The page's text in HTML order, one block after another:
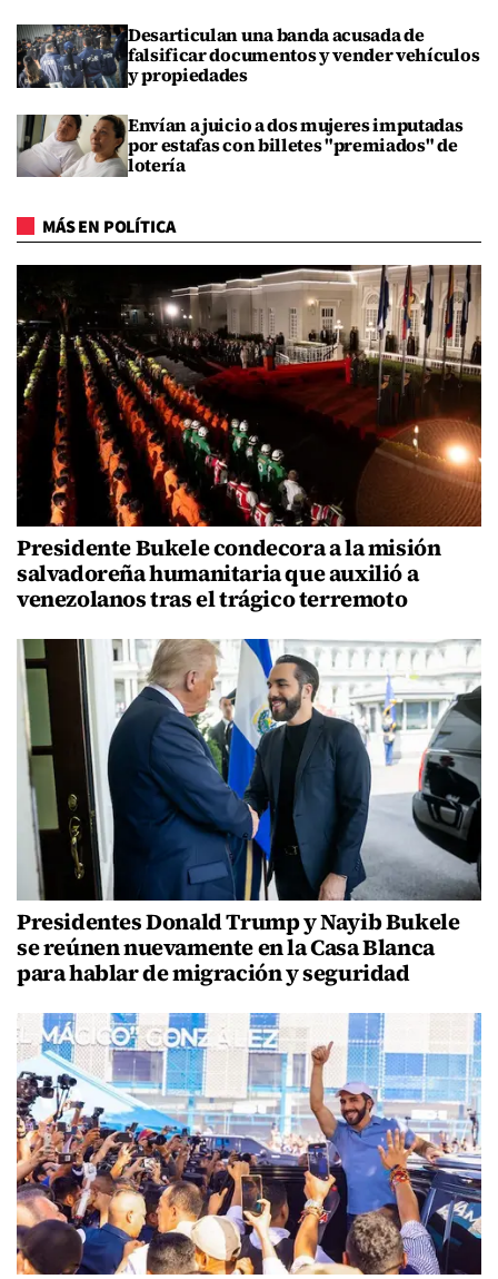
Desarticulan una banda acusada de
falsificar documentos y vender vehículos
y propiedades
Envían a juicio a dos mujeres imputadas
por estafas con billetes "premiados" de
lotería
MÁS EN POLÍTICA
Presidente Bukele condecora a la misión
salvadoreña humanitaria que auxilió a
venezolanos tras el trágico terremoto
Presidentes Donald Trump y Nayib Bukele
se reúnen nuevamente en la Casa Blanca
para hablar de migración y seguridad